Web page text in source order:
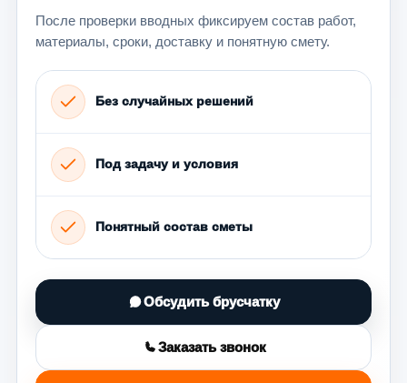
После проверки вводных фиксируем состав работ,
материалы, сроки, доставку и понятную смету.
Без случайных решений
Под задачу и условия
Понятный состав сметы
Обсудить брусчатку
Заказать звонок